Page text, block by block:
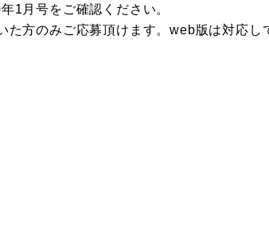
1月号をご確認ください。
方のみご応募頂けます。web版は対応し